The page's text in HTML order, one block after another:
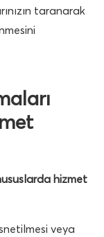
taranarak
hizmet
veya